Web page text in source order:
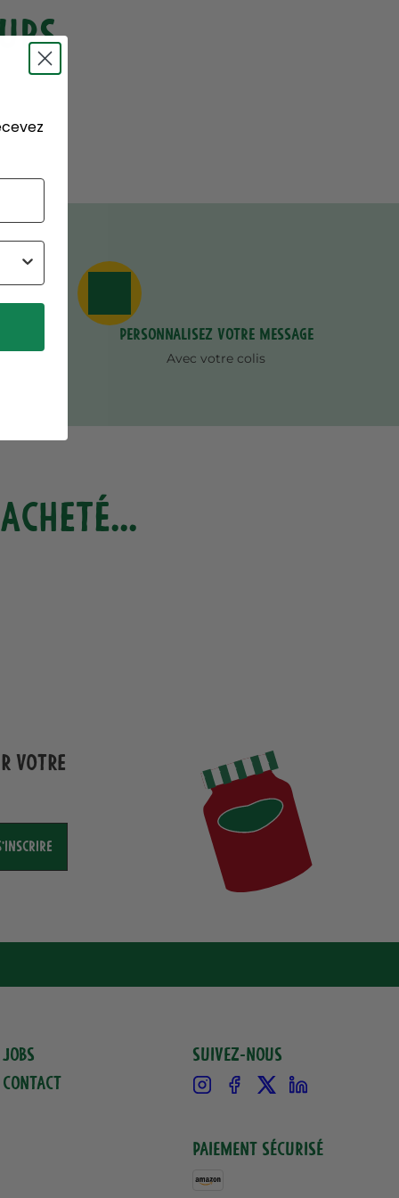
Personnalisez votre message
Avec votre colis
votre
Jobs
Contact
Suivez-nous
Instagram
Facebook
X Linkedin
Paiement sécurisé